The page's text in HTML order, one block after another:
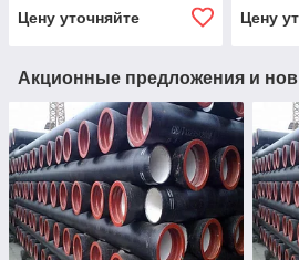
Цену уточняйте
Цену
Акционные предложения и